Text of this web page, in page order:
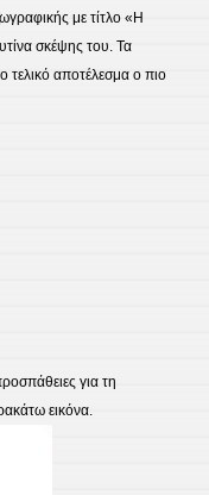
με τίτλο «Η
σκέψης του. Τα
τελικό αποτέλεσμα ο πιο
για τη
εικόνα.